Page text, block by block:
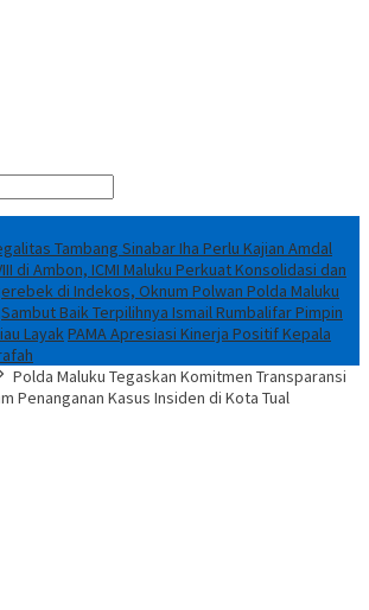
Tambang Sinabar Iha Perlu Kajian Amdal
di Ambon, ICMI Maluku Perkuat Konsolidasi dan
di Indekos, Oknum Polwan Polda Maluku
Sambut Baik Terpilihnya Ismail Rumbalifar Pimpin
LayakPAMA Apresiasi Kinerja Positif Kepala
Polda Maluku Tegaskan Komitmen Transparansi
Penanganan Kasus Insiden di Kota Tual